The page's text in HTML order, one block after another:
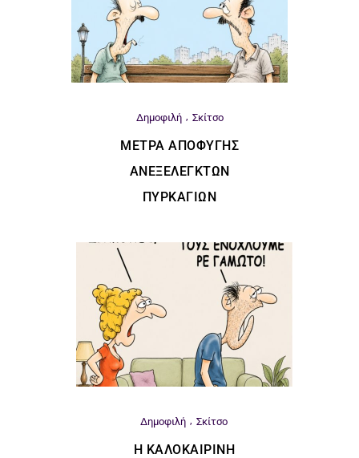
Δημοφιλή Σκίτσο
ΜΈΤΡΑ ΑΠΟΦΥΓΉΣ
ΑΝΕΞΈΛΕΓΚΤΩΝ
ΠΥΡΚΑΓΙΏΝ
Δημοφιλή Σκίτσο
Η ΚΑΛΟΚΑΙΡΙΝΉ